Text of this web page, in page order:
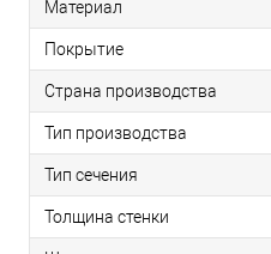
Материал
Покрытие
Страна производства
Тип производства
Тип сечения
Толщина стенки